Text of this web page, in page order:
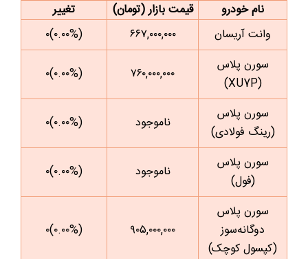
نام خودرو قیمت بازار (تومان)
تغییر
وانت آریسان
۶۶۷,۰۰۰,۰۰۰
(۰.۰۰%)۰
سورن پلاس
(XU7P)
۷۶۰,۰۰۰,۰۰۰ (۰.۰۰%)۰
سورن پلاس
(رینگ فولادی)
ناموجود (۰.۰۰%)۰
سورن پلاس
(فول)
ناموجود (۰.۰۰%)۰
سورن پلاس
دوگانه‌سوز
(کپسول کوچک)
۹۰۵,۰۰۰,۰۰۰ (۰.۰۰%)۰